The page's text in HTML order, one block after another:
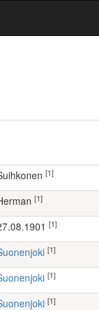
Suihkonen [1]
Herman [1]
27.08.1901 [1]
Suonenjoki [1]
Suonenjoki [1]
Suonenjoki [1]